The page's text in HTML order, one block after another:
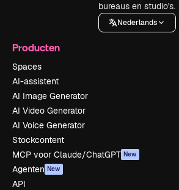
bureaus en studio's.
Nederlands
Producten
Spaces
AI-assistent
AI Image Generator
AI Video Generator
AI Voice Generator
Stockcontent
MCP voor Claude/ChatGPT New
Agenten New
API